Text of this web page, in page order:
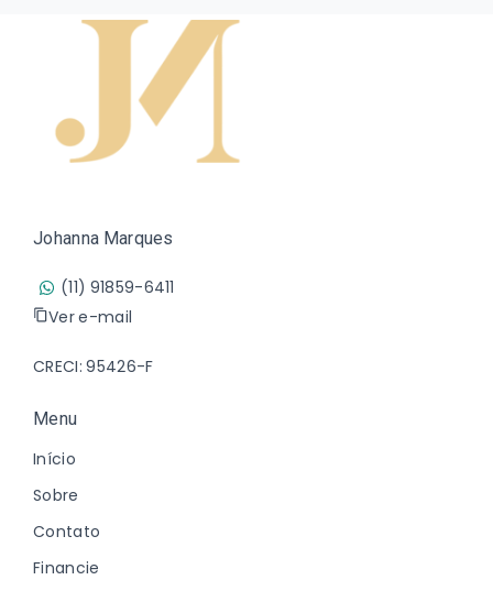
Johanna Marques
(11) 91859-6411
Ver e-mail
CRECI: 95426-F
Menu
Início
Sobre
Contato
Financie